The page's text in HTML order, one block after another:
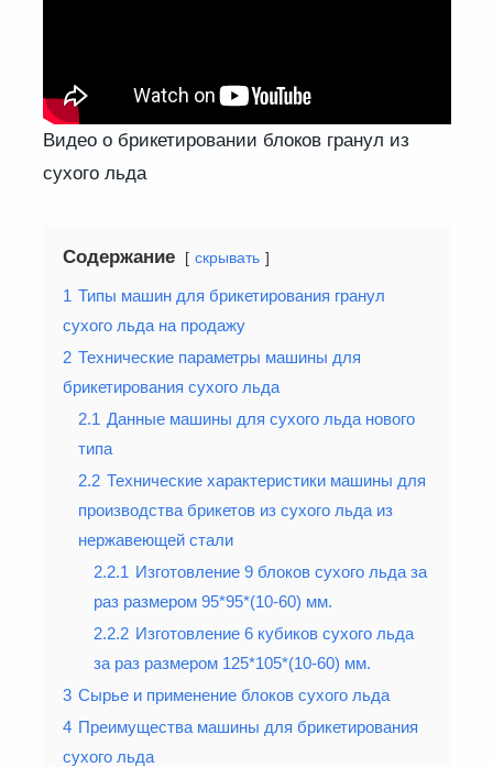
Видео о брикетировании блоков гранул из
сухого льда
Содержание скрывать
1 Типы машин для брикетирования гранул
сухого льда на продажу
2 Технические параметры машины для
брикетирования сухого льда
2.1 Данные машины для сухого льда нового
типа
2.2 Технические характеристики машины для
производства брикетов из сухого льда из
нержавеющей стали
2.2.1 Изготовление 9 блоков сухого льда за
раз размером 95*95*(10-60) мм.
2.2.2 Изготовление 6 кубиков сухого льда
за раз размером 125*105*(10-60) мм.
3 Сырье и применение блоков сухого льда
4 Преимущества машины для брикетирования
сухого льда